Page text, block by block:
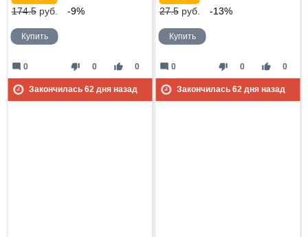
174.5руб. -9%
Купить
thumb_down 0 thumb_up 0
mode_comment 0
Закончилась 62дня назад
27.5руб. -13%
Купить
thumb_down 0 thumb_up 0
mode_comment 0
Закончилась 62дня назад